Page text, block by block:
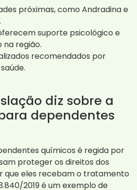
próximas, como Andradina e
suporte psicológico e
na região.
recomendados por
diz sobre a
dependentes
químicos é regida por
proteger os direitos dos
que eles recebam o tratamento
2019 é um exemplo de